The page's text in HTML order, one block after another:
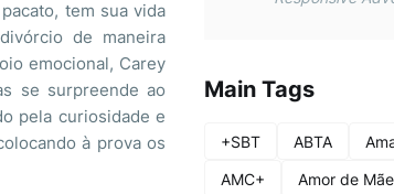
tem sua vida
de maneira
emocional, Carey
se surpreende ao
pela curiosidade e
à prova os
Main Tags
+SBT ABTA
AMC+
Amor de Mãe